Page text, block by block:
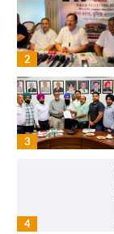
2
3
4
2
3